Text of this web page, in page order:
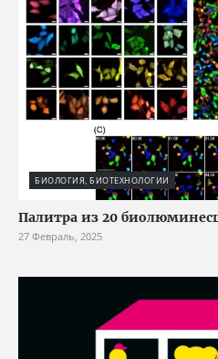
БИОЛОГИЯ, БИОТЕХНОЛОГИИ
Палитра из 20
27 Февраль, 2025